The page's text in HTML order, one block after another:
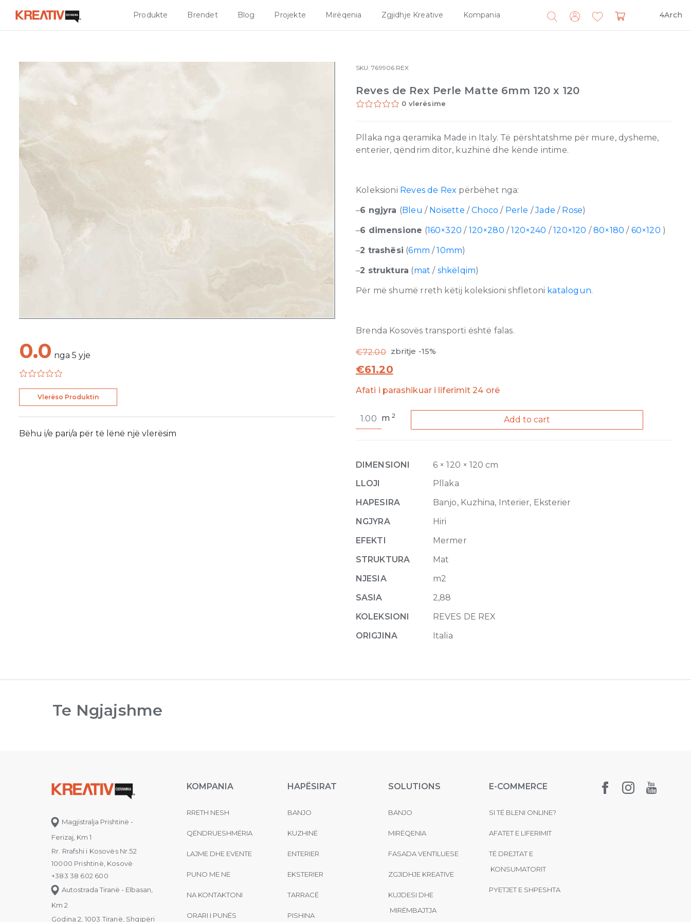
Produkte Brendet Blog Projekte Mirëqenia Zgjidhje Kreative Kompania 4Arch
Search
for:
0.0 nga 5 yje
Vlerëso Produktin
Bëhu i/e pari/a për të lënë një vlerësim
SKU:769906 REX
Reves de Rex Perle Matte 6mm 120 x 120
0 vlerësime
Pllaka nga qeramika Made in Italy. Të përshtatshme për mure, dysheme,
enterier, qëndrim ditor, kuzhinë dhe kënde intime.
Koleksioni Reves de Rex përbëhet nga:
–6 ngjyra (Bleu / Noisette /Choco / Perle /Jade / Rose)
–6 dimensione (160×320 / 120×280 /120×240 /120×120 /80×180/ 60×120 )
–2 trashësi (6mm/10mm)
–2 struktura (mat/ shkëlqim)
Për më shumë rreth këtij koleksioni shfletoni katalogun.
Brenda Kosovës transporti është falas.
€72.00 zbritje -15%
€61.20
Afati i parashikuar i liferimit 24 orë
de
6mm
120
120
quantity
m2 Add to cart
DIMENSIONI
6 × 120 × 120 cm
LLOJI
Pllaka
HAPESIRA
Banjo, Kuzhina, Interier, Eksterier
NGJYRA
Hiri
EFEKTI
Mermer
STRUKTURA
Mat
NJESIA
m2
SASIA
2,88
KOLEKSIONI
REVES DE REX
ORIGJINA
Italia
Te Ngjajshme
Magjistralja Prishtinë -
Ferizaj, Km 1
Rr. Rrafshi i Kosovës Nr.52
10000 Prishtinë, Kosovë
+383 38 602 600
Autostrada Tiranë - Elbasan,
Km 2
Godina 2, 1003 Tiranë, Shqipëri
KOMPANIA
RRETH NESH
QËNDRUESHMËRIA
LAJME DHE EVENTE
PUNO ME NE
NA KONTAKTONI
ORARI I PUNËS
HAPËSIRAT
BANJO
KUZHINË
ENTERIER
EKSTERIER
TARRACË
PISHINA
SOLUTIONS
BANJO
MIRËQENIA
FASADA VENTILUESE
ZGJIDHJE KREATIVE
KUJDESI DHE
MIRËMBAJTJA
E-COMMERCE
SI TË BLENI ONLINE?
AFATET E LIFERIMIT
TË DREJTAT E
KONSUMATORIT
PYETJET E SHPESHTA